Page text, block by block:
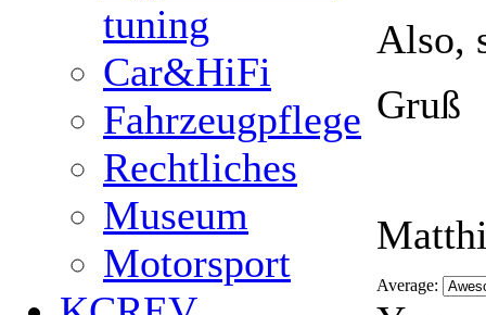
tuning
Car&HiFi
Fahrzeugpflege
Rechtliches
Museum
Motorsport
Also,
Gruß
Average: